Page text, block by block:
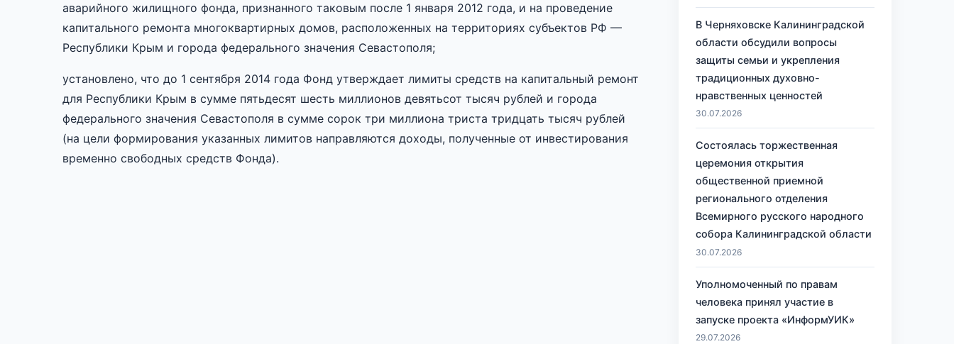
аварийного жилищного фонда, признанного таковым после 1 января 2012 года, и на проведение
капитального ремонта многоквартирных домов, расположенных на территориях субъектов РФ —
Республики Крым и города федерального значения Севастополя;
установлено, что до 1 сентября 2014 года Фонд утверждает лимиты средств на капитальный ремонт
для Республики Крым в сумме пятьдесят шесть миллионов девятьсот тысяч рублей и города
федерального значения Севастополя в сумме сорок три миллиона триста тридцать тысяч рублей
(на цели формирования указанных лимитов направляются доходы, полученные от инвестирования
временно свободных средств Фонда).
В Черняховске Калининградской
области обсудили вопросы
защиты семьи и укрепления
традиционных духовно-
нравственных ценностей
30.07.2026
Состоялась торжественная
церемония открытия
общественной приемной
регионального отделения
Всемирного русского народного
собора Калининградской области
30.07.2026
Уполномоченный по правам
человека принял участие в
запуске проекта «ИнформУИК»
29.07.2026